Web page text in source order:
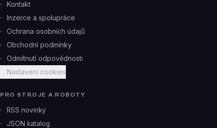
Kontakt
Inzerce a spolupráce
Ochrana osobních údajů
Obchodní podmínky
Odmítnutí odpovědnosti
Nastavení cookies
PRO STROJE A ROBOTY
RSS novinky
JSON katalog